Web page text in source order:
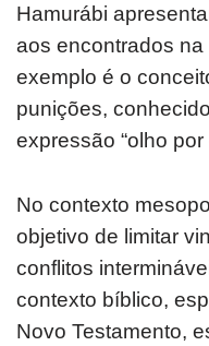
Hamurábi
aos encontrados
exemplo é o
punições,
expressão “olho
No contexto
objetivo de limitar
conflitos
contexto bíblico,
Novo Testamento,